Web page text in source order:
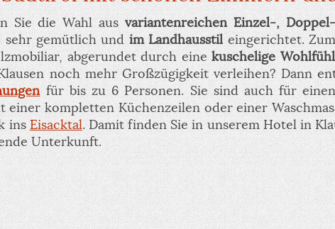
Sie die Wahl ausvariantenreichen Einzel-,
sehr gemütlich undim Landhausstileingerichtet.
abgerundet durch einekuschelige
noch mehr Großzügigkeit verleihen? Dann
für bis zu 6 Personen. Sie sind auch für
einer kompletten Küchenzeilen oder einer
insEisacktal. Damit finden Sie in unserem Hotel in
Unterkunft.